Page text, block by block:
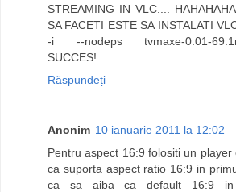
STREAMING IN VLC....
SA FACETI ESTE SA INSTALATI
-i --nodeps tvmaxe-0.01-
SUCCES!
Răspundeți
Anonim 10 ianuarie 2011 la 12:02
Pentru aspect 16:9 folositi un
ca suporta aspect ratio 16:9 in
ca sa aiba ca default 16:9 in